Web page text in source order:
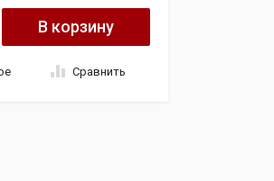
Bmw 5 series 522.i 24V quantity
В корзину
Сравнить